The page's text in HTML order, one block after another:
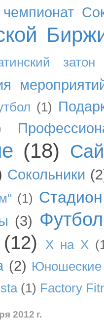
затон
(1)
(18)
Сокольники
(1)
(3)
(12) Х на Х
(2) Юношеские
(1) Factory
2012 г.